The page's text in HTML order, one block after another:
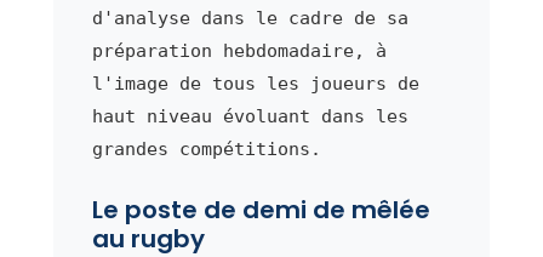
d'analyse dans le cadre de sa
préparation hebdomadaire, à
l'image de tous les joueurs de
haut niveau évoluant dans les
grandes compétitions.
Le poste de demi de mêlée
au rugby